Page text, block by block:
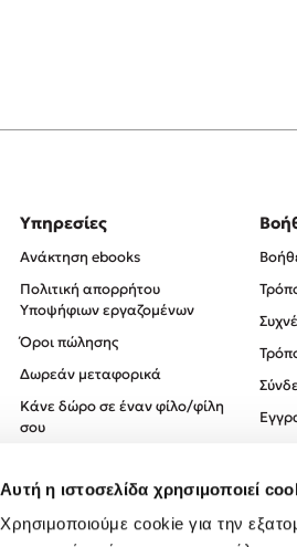
Αυτή η ιστοσελίδα χρησιμοποιεί
Χρησιμοποιούμε cookie για την
Υπηρεσίες
Ανάκτηση ebooks
Πολιτική απορρήτου
Υποψήφιων εργαζομένων
Όροι πώλησης
Δωρεάν μεταφορικά
Κάνε δώρο σε έναν φίλο/φίλη
σου
Πολιτική Απορρήτου
Όροι χρήσης